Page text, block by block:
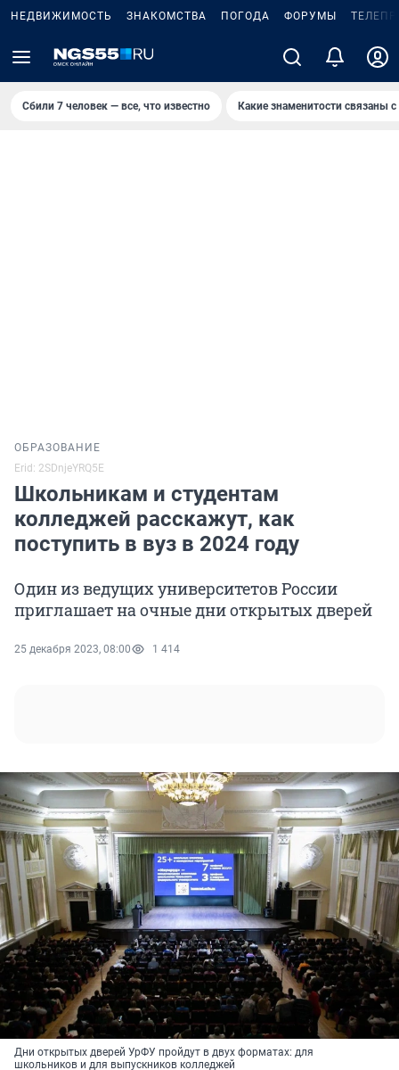
НЕДВИЖИМОСТЬ ЗНАКОМСТВА ПОГОДА ФОРУМЫ
Сбили 7 человек — все, что известно Какие знаменитости связаны
ОБРАЗОВАНИЕ
Erid: 2SDnjeYRQ5E
Школьникам и студентам
колледжей расскажут, как
поступить в вуз в 2024 году
Один из ведущих университетов России
приглашает на очные дни открытых дверей
25 декабря 2023, 08:00 1 414
Дни открытых дверей УрФУ пройдут в двух форматах: для
школьников и для выпускников колледжей